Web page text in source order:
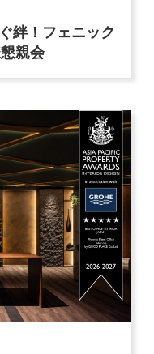
絆！フェニック
親会